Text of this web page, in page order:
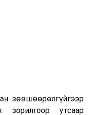
13-наас оюутнуудыг
зөвшөөрөлгүйгээр
зорилгоор утсаар